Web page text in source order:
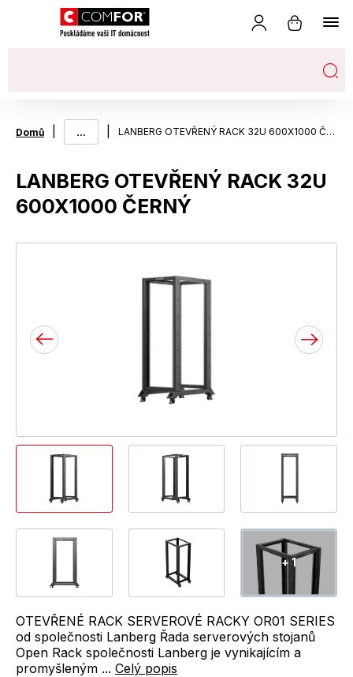
Domů ... LANBERG OTEVŘENÝ RACK 32U 600X1000 ČERNÝ
LANBERG OTEVŘENÝ RACK 32U
600X1000 ČERNÝ
+ 1
OTEVŘENÉ RACK SERVEROVÉ RACKY OR01 SERIES
od společnosti Lanberg Řada serverových stojanů
Open Rack společnosti Lanberg je vynikajícím a
promyšleným ... Celý popis